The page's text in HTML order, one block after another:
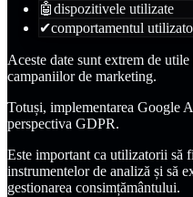
🤖dispozitivele utilizate
✔comportamentul
Aceste date sunt extrem de
campaniilor de marketing.
Totuși, implementarea Google
perspectiva GDPR.
Este important ca utilizatorii să
instrumentelor de analiză și să
gestionarea consimțământului.